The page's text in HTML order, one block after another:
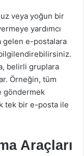
veya yoğun bir
yardımcı
gelen e-postalara
bilgilendirebilirsiniz.
belirli gruplara
Örneğin, tüm
göndermek
tek bir e-posta ile
Araçları